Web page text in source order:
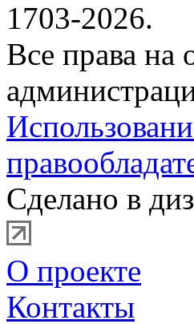
1703-2026.
Все права на
Сделано в
О проекте
Контакты